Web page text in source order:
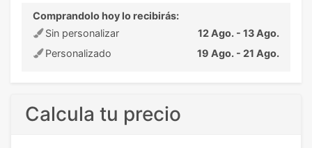
Comprandolo hoy lo recibirás:
Sin personalizar
12 Ago. - 13 Ago.
Personalizado
19 Ago. - 21 Ago.
Calcula tu precio